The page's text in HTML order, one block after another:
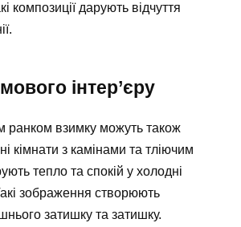
композиції дарують відчуття
інтер’єру
ранком взимку можуть також
кімнати з камінами та тліючим
тепло та спокій у холодні
зображення створюють
затишку та затишку.